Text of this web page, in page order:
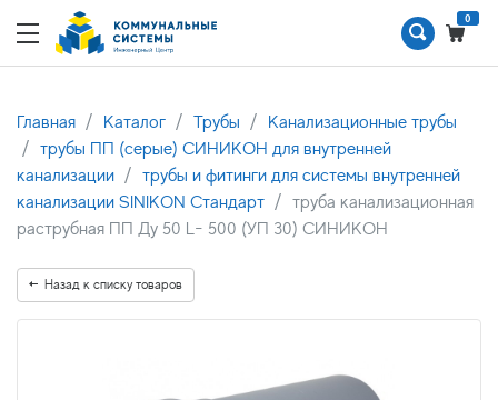
0
Главная Каталог Трубы
Канализационные трубы
трубы ПП (серые) СИНИКОН для внутренней
канализации
трубы и фитинги для системы внутренней
канализации SINIKON Стандарт
труба канализационная
раструбная ПП Ду 50 L- 500 (УП 30) СИНИКОН
Назад к списку товаров